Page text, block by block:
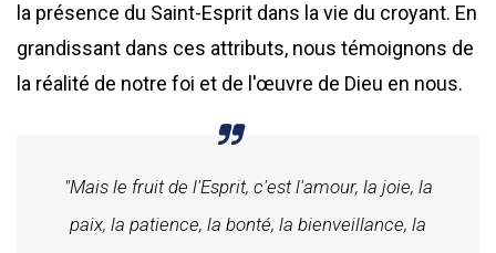
la présence du Saint-Esprit dans la vie du croyant. En
grandissant dans ces attributs, nous témoignons de
la réalité de notre foi et de l'œuvre de Dieu en nous.
"Mais le fruit de l'Esprit, c'est l'amour, la joie, la
paix, la patience, la bonté, la bienveillance, la